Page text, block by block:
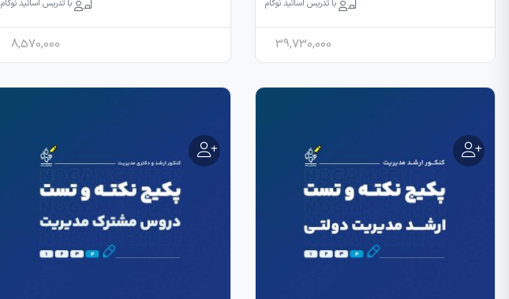
با تدریس اساتید نوگام
39,730,000
با تدریس اساتید نوگام
8,570,000